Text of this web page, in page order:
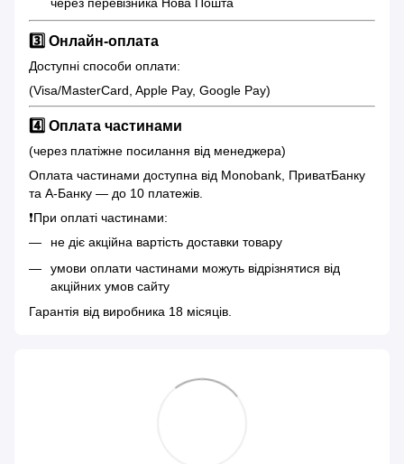
через перевізника Нова Пошта
3️⃣ Онлайн-оплата
Доступні способи оплати:
(Visa/MasterCard, Apple Pay, Google Pay)
4️⃣ Оплата частинами
(через платіжне посилання від менеджера)
Оплата частинами доступна від Monobank, ПриватБанку
та А-Банку — до 10 платежів.
❗️При оплаті частинами:
не діє акційна вартість доставки товару
умови оплати частинами можуть відрізнятися від
акційних умов сайту
Гарантія від виробника 18 місяців.